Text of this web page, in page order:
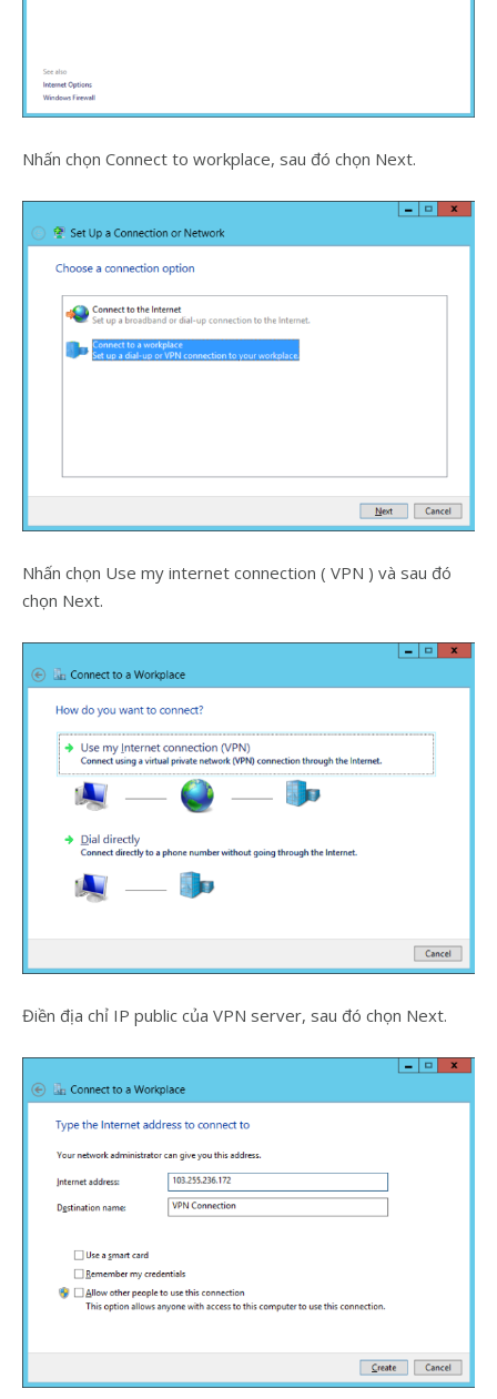
Nhấn chọn Connect to workplace, sau đó chọn Next.
Nhấn chọn Use my internet connection ( VPN ) và sau đó
chọn Next.
Điền địa chỉ IP public của VPN server, sau đó chọn Next.